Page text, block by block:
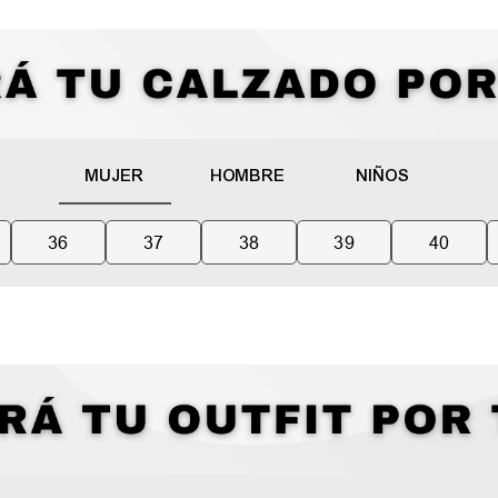
MUJER HOMBRE NIÑOS
36 37 38 39 40